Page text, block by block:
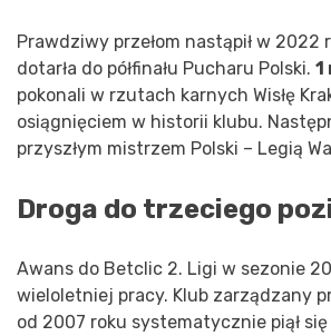
Prawdziwy przełom nastąpił w
dotarła do półfinału Pucharu Polski. 1
pokonali w rzutach karnych Wisłę
osiągnięciem w historii klubu.
przyszłym mistrzem Polski – Legią
Droga do trzeciego
Awans do Betclic 2. Ligi w sezonie
wieloletniej pracy. Klub zarządzany
od 2007 roku systematycznie piął